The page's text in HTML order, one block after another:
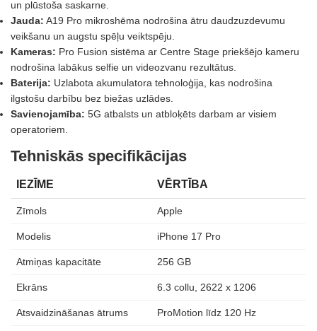
un plūstoša saskarne.
Jauda: A19 Pro mikroshēma nodrošina ātru daudzuzdevumu
veikšanu un augstu spēļu veiktspēju.
Kameras: Pro Fusion sistēma ar Centre Stage priekšējo kameru
nodrošina labākus selfie un videozvanu rezultātus.
Baterija: Uzlabota akumulatora tehnoloģija, kas nodrošina
ilgstošu darbību bez biežas uzlādes.
Savienojamība: 5G atbalsts un atbloķēts darbam ar visiem
operatoriem.
Tehniskās specifikācijas
IEZĪME VĒRTĪBA
Zīmols Apple
Modelis iPhone 17 Pro
Atmiņas kapacitāte 256 GB
Ekrāns 6.3 collu, 2622 x 1206
Atsvaidzināšanas ātrums ProMotion līdz 120 Hz